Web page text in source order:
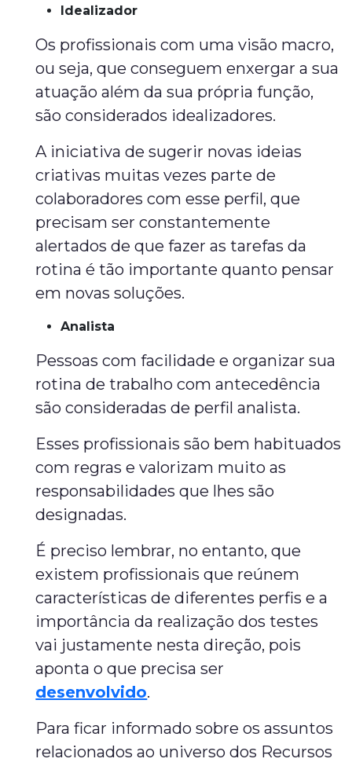
Idealizador
Os profissionais com uma visão macro,
ou seja, que conseguem enxergar a sua
atuação além da sua própria função,
são considerados idealizadores.
A iniciativa de sugerir novas ideias
criativas muitas vezes parte de
colaboradores com esse perfil, que
precisam ser constantemente
alertados de que fazer as tarefas da
rotina é tão importante quanto pensar
em novas soluções.
Analista
Pessoas com facilidade e organizar sua
rotina de trabalho com antecedência
são consideradas de perfil analista.
Esses profissionais são bem habituados
com regras e valorizam muito as
responsabilidades que lhes são
designadas.
É preciso lembrar, no entanto, que
existem profissionais que reúnem
características de diferentes perfis e a
importância da realização dos testes
vai justamente nesta direção, pois
aponta o que precisa ser
desenvolvido.
Para ficar informado sobre os assuntos
relacionados ao universo dos Recursos